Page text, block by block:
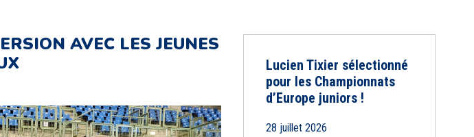
AVEC LES JEUNES
Lucien Tixier sélectionné
pour les Championnats
d’Europe juniors !
28 juillet 2026